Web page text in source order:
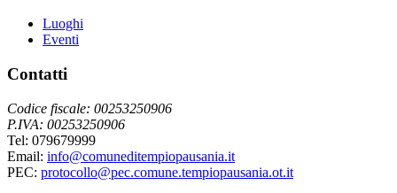
Luoghi
Eventi
Contatti
Codice fiscale: 00253250906
P.IVA: 00253250906
Tel: 079679999
Email: info@comuneditempiopausania.it
PEC: protocollo@pec.comune.tempiopausania.ot.it